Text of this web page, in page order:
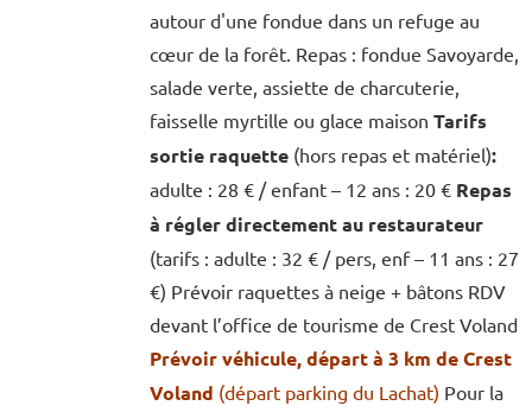
autour d'une fondue dans un refuge au
cœur de la forêt. Repas : fondue Savoyarde,
salade verte, assiette de charcuterie,
faisselle myrtille ou glace maison Tarifs
sortie raquette (hors repas et matériel):
adulte : 28 € / enfant – 12 ans : 20 € Repas
à régler directement au restaurateur
(tarifs : adulte : 32 € / pers, enf – 11 ans : 27
€) Prévoir raquettes à neige + bâtons RDV
devant l’office de tourisme de Crest Voland
Prévoir véhicule, départ à 3 km de Crest
Voland (départ parking du Lachat) Pour la